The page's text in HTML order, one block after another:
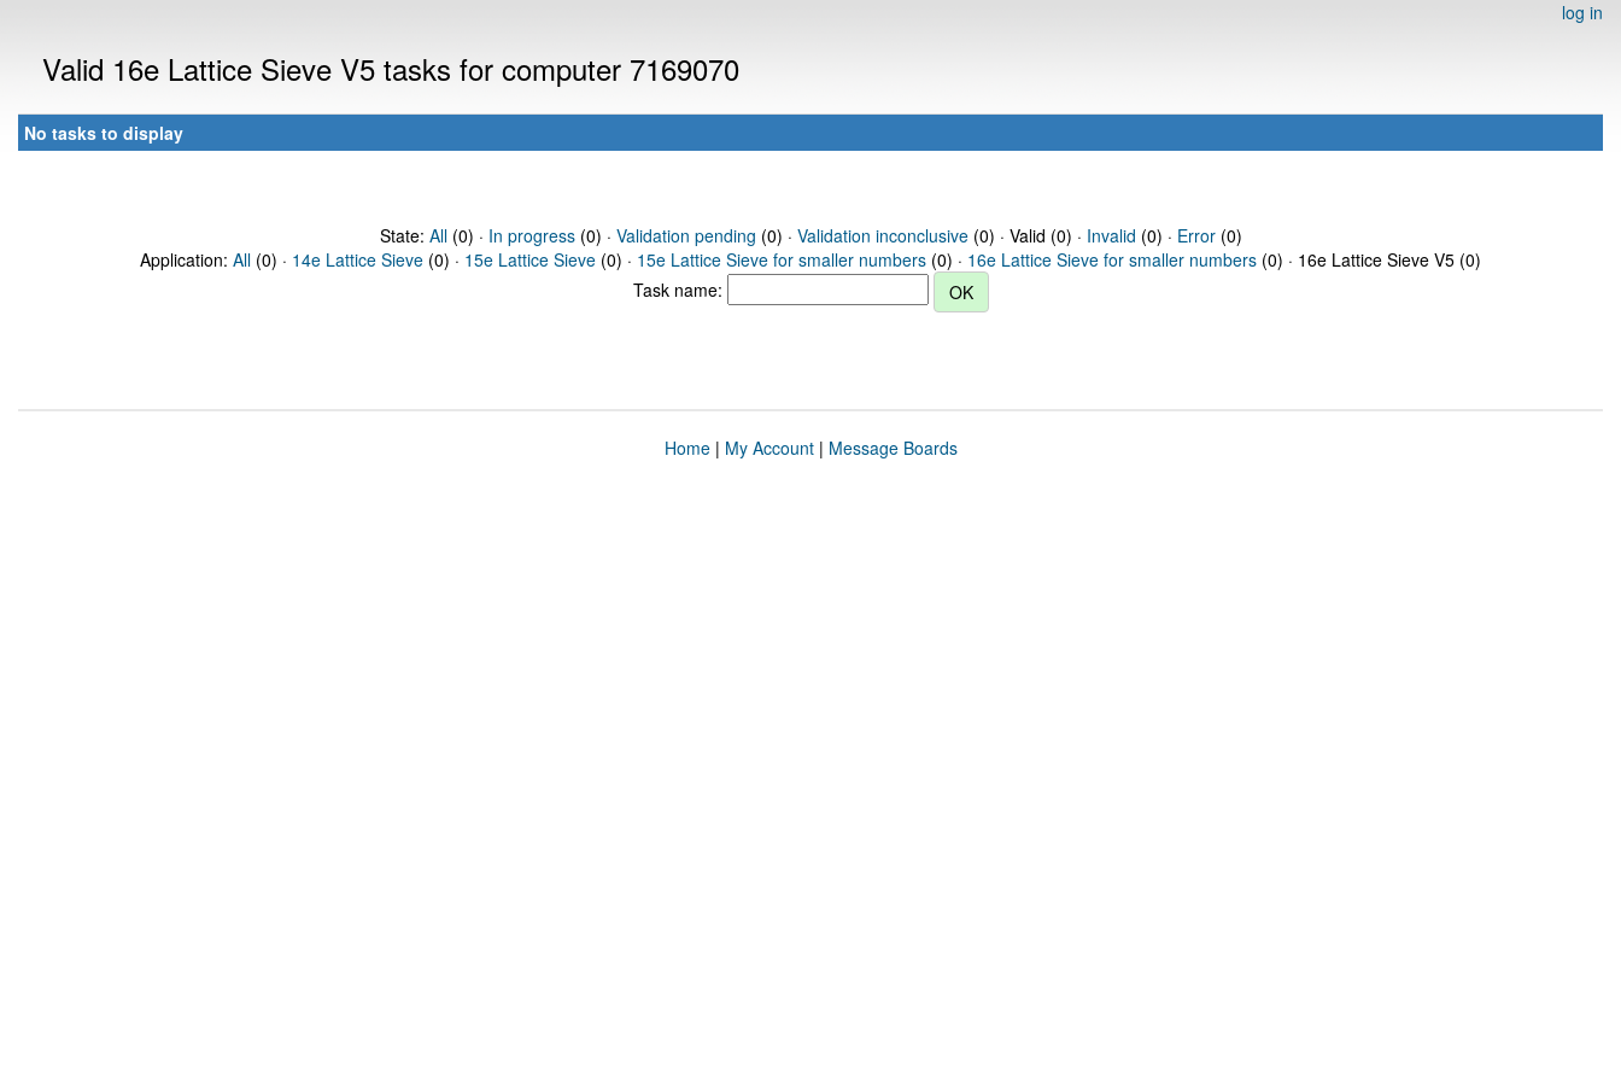
log in
Valid 16e Lattice Sieve V5 tasks for computer 7169070
No tasks to display
State: All(0) · In progress(0) · Validation pending (0) · Validation inconclusive(0) · Valid (0) · Invalid (0) · Error(0)
Application: All (0) · 14e Lattice Sieve (0) · 15e Lattice Sieve (0) · 15e Lattice Sieve for smaller numbers (0) · 16e Lattice Sieve for smaller numbers (0) · 16e Lattice Sieve V5 (0)
Task name:
Home| My Account| Message Boards